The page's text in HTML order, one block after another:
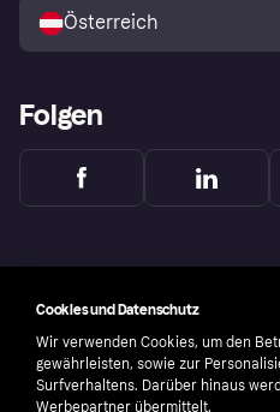
Österreich
Folgen
Cookies und Datenschutz
Wir verwenden Cookies, um den
gewährleisten, sowie zur
Surfverhaltens. Darüber hinaus
Werbepartner übermittelt.